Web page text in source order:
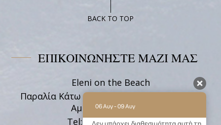
BACK TO TOP
ΕΠΙΚΟΙΝΩΝΗΣΤΕ ΜΑΖΙ ΜΑΣ
Eleni on the Beach
Παραλία Κάτω Ακρωτήρι, Κατάπολα 84008,
Αμοργός Κυκλάδες
Tel: +30 22850 71628
06 Αυγ - 09 Αυγ
Δεν υπάρχει διαθεσιμότητα αυτή τη